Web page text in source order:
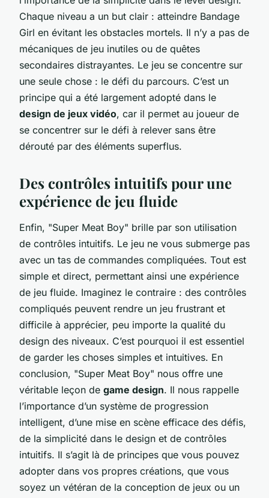
Chaque niveau a un but clair : atteindre Bandage
Girl en évitant les obstacles mortels. Il n’y a pas de
mécaniques de jeu inutiles ou de quêtes
secondaires distrayantes. Le jeu se concentre sur
une seule chose : le défi du parcours. C’est un
principe qui a été largement adopté dans le
design de jeux vidéo, car il permet au joueur de
se concentrer sur le défi à relever sans être
dérouté par des éléments superflus.
Des contrôles intuitifs pour une
expérience de jeu fluide
Enfin, "Super Meat Boy" brille par son utilisation
de contrôles intuitifs. Le jeu ne vous submerge pas
avec un tas de commandes compliquées. Tout est
simple et direct, permettant ainsi une expérience
de jeu fluide. Imaginez le contraire : des contrôles
compliqués peuvent rendre un jeu frustrant et
difficile à apprécier, peu importe la qualité du
design des niveaux. C’est pourquoi il est essentiel
de garder les choses simples et intuitives. En
conclusion, "Super Meat Boy" nous offre une
véritable leçon de game design. Il nous rappelle
l’importance d’un système de progression
intelligent, d’une mise en scène efficace des défis,
de la simplicité dans le design et de contrôles
intuitifs. Il s’agit là de principes que vous pouvez
adopter dans vos propres créations, que vous
soyez un vétéran de la conception de jeux ou un